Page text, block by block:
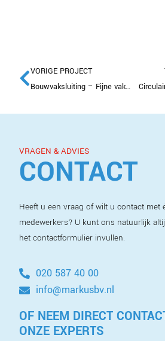
VORIGE PROJECT
Bouwvaksluiting – Fijne vakantie!
VRAGEN & ADVIES
CONTACT
Heeft u een vraag of wilt u contact met
medewerkers? U kunt ons natuurlijk
het contactformulier invullen.
020 587 40 00
info@markusbv.nl
OF NEEM DIRECT
ONZE EXPERTS